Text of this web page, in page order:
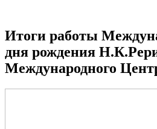
Итоги работы
дня рождения
Международного